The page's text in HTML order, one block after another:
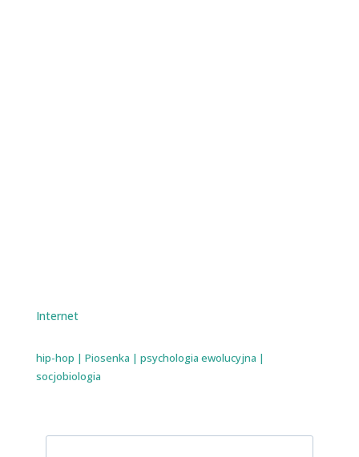
Internet
hip-hop | Piosenka | psychologia ewolucyjna |
socjobiologia